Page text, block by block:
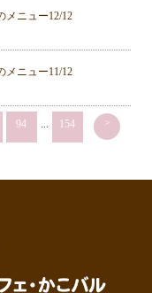
メニュー12/12
メニュー11/12
94 ... 154 >